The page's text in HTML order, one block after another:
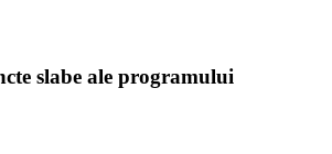
slabe ale programului